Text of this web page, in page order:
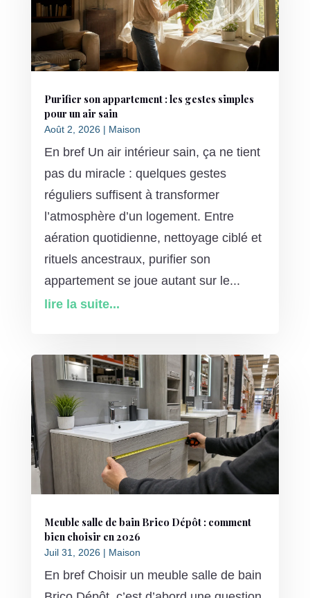
Purifier son appartement : les gestes simples
pour un air sain
Août 2, 2026 | Maison
En bref Un air intérieur sain, ça ne tient
pas du miracle : quelques gestes
réguliers suffisent à transformer
l’atmosphère d’un logement. Entre
aération quotidienne, nettoyage ciblé et
rituels ancestraux, purifier son
appartement se joue autant sur le...
lire la suite...
Meuble salle de bain Brico Dépôt : comment
bien choisir en 2026
Juil 31, 2026 | Maison
En bref Choisir un meuble salle de bain